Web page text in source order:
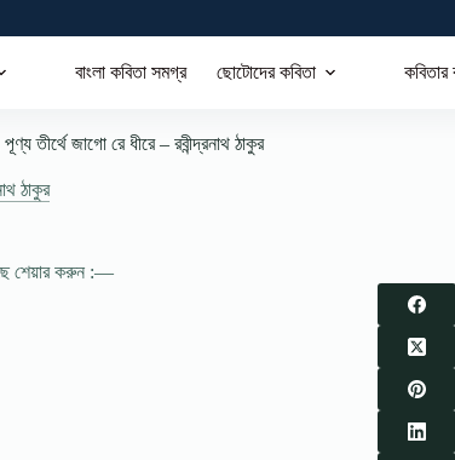
বাংলা কবিতা সমগ্র ছোটোদের কবিতা কবিতার
তীর্থে জাগো রে ধীরে – রবীন্দ্রনাথ ঠাকুর
ঠাকুর
শেয়ার করুন :—